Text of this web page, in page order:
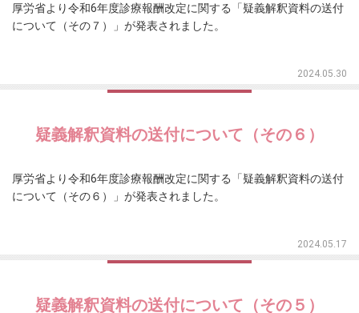
厚労省より令和6年度診療報酬改定に関する「疑義解釈資料の送付
について（その７）」が発表されました。
2024.05.30
疑義解釈資料の送付について（その６）
厚労省より令和6年度診療報酬改定に関する「疑義解釈資料の送付
について（その６）」が発表されました。
2024.05.17
疑義解釈資料の送付について（その５）